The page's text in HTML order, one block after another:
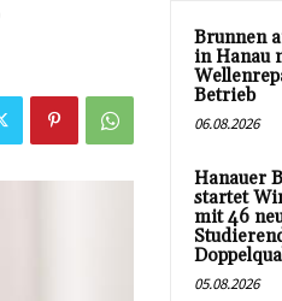
Brunnen
in Hanau
Betrieb
06.08.2026
Hanauer
startet
mit 46
05.08.2026